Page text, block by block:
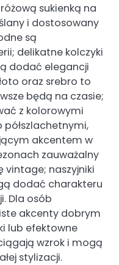
sukienką na
i dostosowany
są
delikatne kolczyki
dodać elegancji
oraz srebro to
będą na czasie;
z kolorowymi
akcentem w
zauważalny
vintage; naszyjniki
dodać charakteru
Dla osób
akcenty dobrym
lub efektowne
wzrok i mogą
stylizacji.